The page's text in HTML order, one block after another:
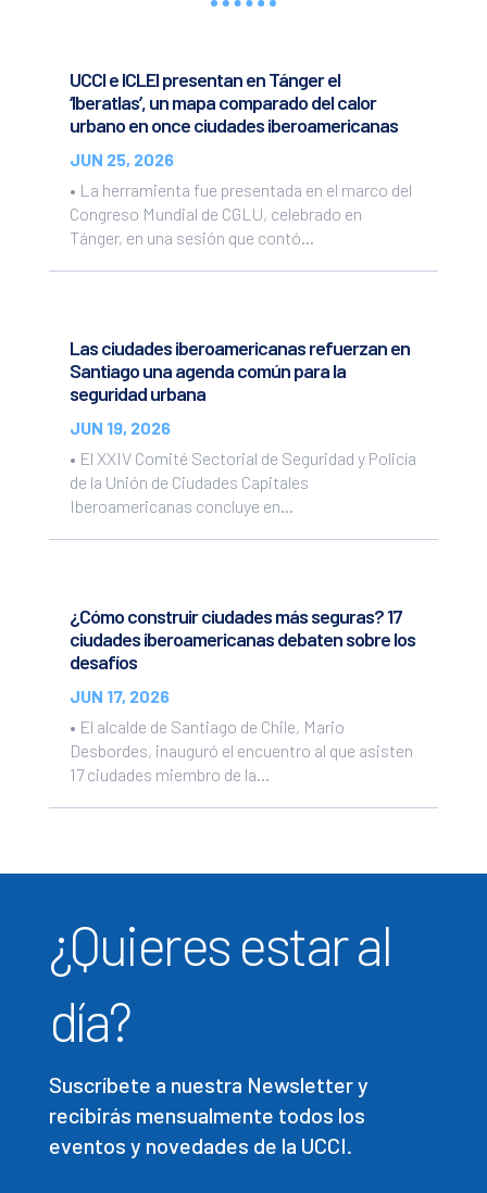
UCCI e ICLEI presentan en Tánger el
‘Iberatlas’, un mapa comparado del calor
urbano en once ciudades iberoamericanas
JUN 25, 2026
• La herramienta fue presentada en el marco del
Congreso Mundial de CGLU, celebrado en
Tánger, en una sesión que contó...
Las ciudades iberoamericanas refuerzan en
Santiago una agenda común para la
seguridad urbana
JUN 19, 2026
• El XXIV Comité Sectorial de Seguridad y Policía
de la Unión de Ciudades Capitales
Iberoamericanas concluye en...
¿Cómo construir ciudades más seguras? 17
ciudades iberoamericanas debaten sobre los
desafíos
JUN 17, 2026
• El alcalde de Santiago de Chile, Mario
Desbordes, inauguró el encuentro al que asisten
17 ciudades miembro de la...
¿Quieres estar al
día?
Suscríbete a nuestra Newsletter y
recibirás mensualmente todos los
eventos y novedades de la UCCI.